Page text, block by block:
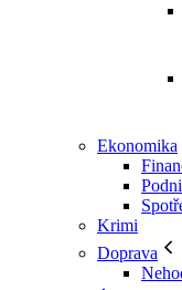
Ekonomika
Krimi
Doprava